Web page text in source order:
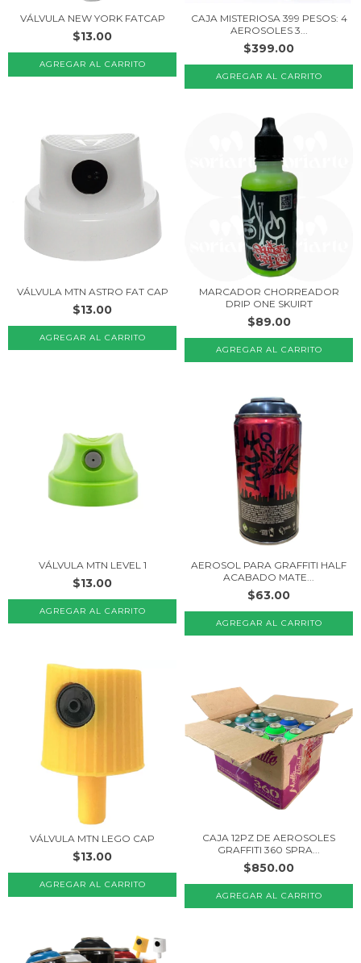
VÁLVULA NEW YORK FATCAP
$13.00
CAJA MISTERIOSA 399 PESOS: 4
AEROSOLES 3...
$399.00
VÁLVULA MTN ASTRO FAT CAP
$13.00
MARCADOR CHORREADOR
DRIP ONE SKUIRT
$89.00
AGREGAR AL CARRITO
VÁLVULA MTN LEVEL 1
$13.00
AEROSOL PARA GRAFFITI HALF
ACABADO MATE...
$63.00
AGREGAR AL CARRITO
VÁLVULA MTN LEGO CAP
$13.00
CAJA 12PZ DE AEROSOLES
GRAFFITI 360 SPRA...
$850.00
AGREGAR AL CARRITO